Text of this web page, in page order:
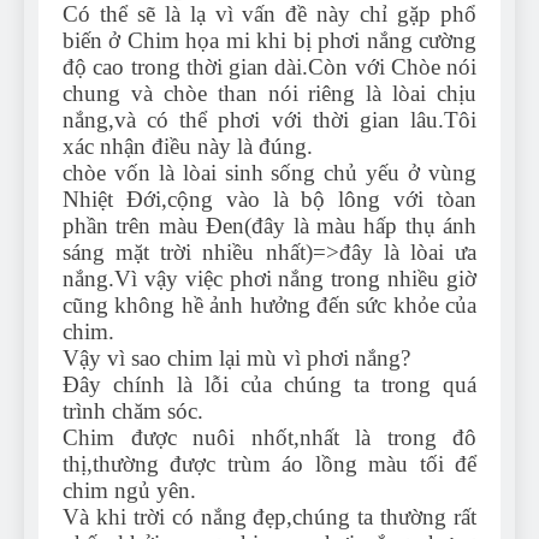
Có thể sẽ là lạ vì vấn đề này chỉ gặp phổ
biến ở Chim họa mi khi bị phơi nắng cường
độ cao trong thời gian dài.Còn với Chòe nói
chung và chòe than nói riêng là lòai chịu
nắng,và có thể phơi với thời gian lâu.Tôi
xác nhận điều này là đúng.
chòe vốn là lòai sinh sống chủ yếu ở vùng
Nhiệt Đới,cộng vào là bộ lông với tòan
phần trên màu Đen(đây là màu hấp thụ ánh
sáng mặt trời nhiều nhất)=>đây là lòai ưa
nắng.Vì vậy việc phơi nắng trong nhiều giờ
cũng không hề ảnh hưởng đến sức khỏe của
chim.
Vậy vì sao chim lại mù vì phơi nắng?
Đây chính là lỗi của chúng ta trong quá
trình chăm sóc.
Chim được nuôi nhốt,nhất là trong đô
thị,thường được trùm áo lồng màu tối để
chim ngủ yên.
Và khi trời có nắng đẹp,chúng ta thường rất